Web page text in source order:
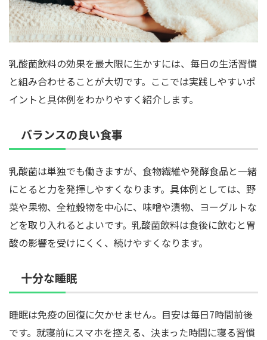
乳酸菌飲料の効果を最大限に生かすには、毎日の生活習慣
と組み合わせることが大切です。ここでは実践しやすいポ
イントと具体例をわかりやすく紹介します。
バランスの良い食事
乳酸菌は単独でも働きますが、食物繊維や発酵食品と一緒
にとると力を発揮しやすくなります。具体例としては、野
菜や果物、全粒穀物を中心に、味噌や漬物、ヨーグルトな
どを取り入れるとよいです。乳酸菌飲料は食後に飲むと胃
酸の影響を受けにくく、続けやすくなります。
十分な睡眠
睡眠は免疫の回復に欠かせません。目安は毎日7時間前後
です。就寝前にスマホを控える、決まった時間に寝る習慣